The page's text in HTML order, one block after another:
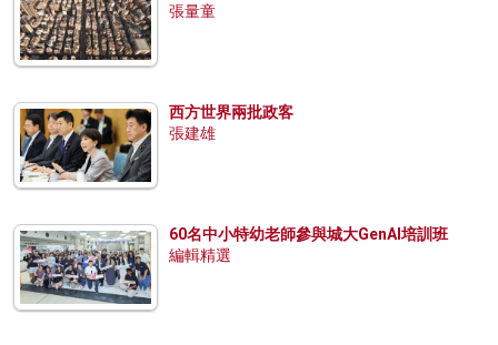
張量童
西方世界兩批政客
張建雄
60名中小特幼老師參與城大GenAI培訓班
編輯精選